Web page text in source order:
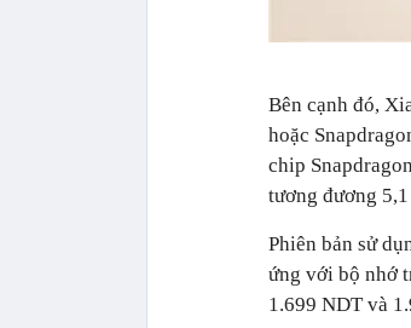
Bên cạnh đó,
hoặc
chip
tương đương
Phiên bản sử
ứng với bộ nhớ
1.699 NDT và